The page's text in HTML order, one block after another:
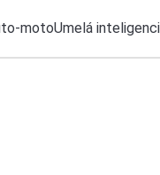
motoUmelá